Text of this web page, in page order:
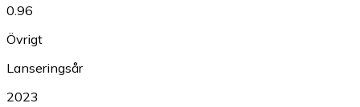
0.96
Övrigt
Lanseringsår
2023